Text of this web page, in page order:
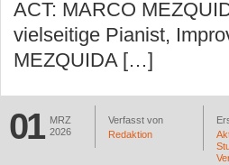
ACT: MARCO
vielseitige Pianist,
MEZQUIDA […]
01
MRZ
2026
Verfasst von
Redaktion